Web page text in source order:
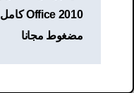
2010 Office كامل
مضغوط مجانا